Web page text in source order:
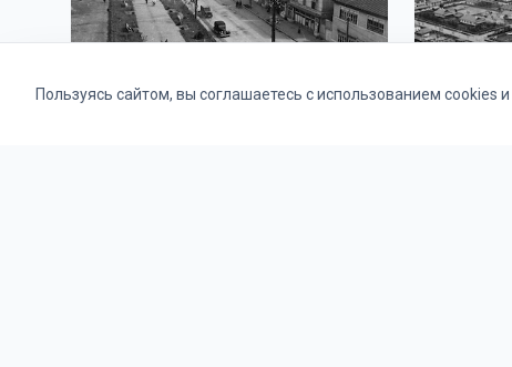
Пользуясь сайтом, вы соглашаетесь с использованием cookies и